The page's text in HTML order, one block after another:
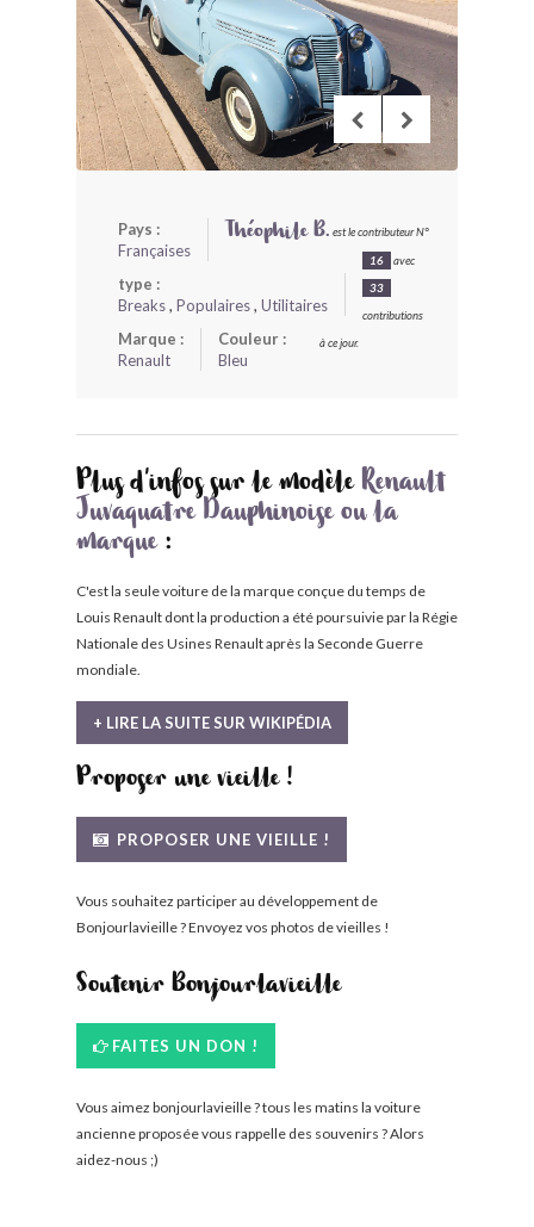
COMMENT FONCTIONNE BLV ?
Pays :
Françaises
type :
Breaks, Populaires, Utilitaires
Marque :
Renault
Couleur :
Bleu
Théophile B. est le contributeur N°
16 avec
33
contributions
à ce jour.
Plus d'infos sur le modèle Renault
Juvaquatre Dauphinoise ou la
marque:
C'est la seule voiture de la marque conçue du temps de
Louis Renault dont la production a été poursuivie par la Régie
Nationale des Usines Renault après la Seconde Guerre
mondiale.
+ LIRE LA SUITE SUR WIKIPÉDIA
Proposer une vieille !
PROPOSER UNE VIEILLE !
Vous souhaitez participer au développement de
Bonjourlavieille ? Envoyez vos photos de vieilles !
Soutenir Bonjourlavieille
FAITES UN DON !
Vous aimez bonjourlavieille ? tous les matins la voiture
ancienne proposée vous rappelle des souvenirs ? Alors
aidez-nous ;)